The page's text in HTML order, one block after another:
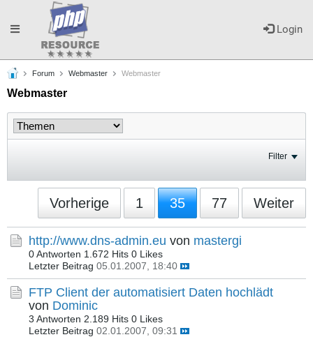
Login
Toggle
navigation
Forum Webmaster Webmaster
Webmaster
Filter
Vorherige 1 35 77 Weiter
http://www.dns-admin.eu von mastergi
0 Antworten 1.672 Hits 0 Likes
Letzter Beitrag 05.01.2007, 18:40
FTP Client der automatisiert Daten hochlädt
von Dominic
3 Antworten 2.189 Hits 0 Likes
Letzter Beitrag 02.01.2007, 09:31